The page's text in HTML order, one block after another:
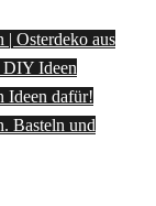
| Osterdeko aus
DIY Ideen
Ideen dafür!
Basteln und